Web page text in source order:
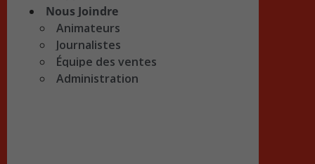
Nous Joindre
Animateurs
Journalistes
Équipe des ventes
Administration